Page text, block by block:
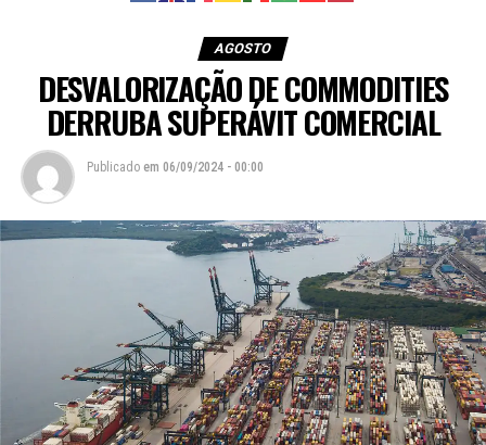
AGOSTO
DESVALORIZAÇÃO DE COMMODITIES
DERRUBA SUPERÁVIT COMERCIAL
Publicado em 06/09/2024 - 00:00